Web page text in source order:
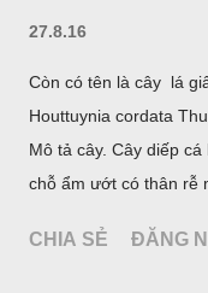
27.8.16
Còn có tên là cây lá
Houttuynia cordata
Mô tả cây. Cây diếp
chỗ ẩm ướt có thân rễ
cách, hình tim, đầu lá,
CHIA SẺ ĐĂNG